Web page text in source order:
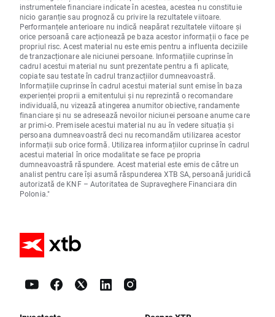
instrumentele financiare indicate în acestea, acestea nu constituie
nicio garanție sau prognoză cu privire la rezultatele viitoare.
Performanțele anterioare nu indică neapărat rezultatele viitoare și
orice persoană care acționează pe baza acestor informații o face pe
propriul risc. Acest material nu este emis pentru a influenta deciziile
de tranzacționare ale niciunei persoane. Informațiile cuprinse în
cadrul acestui material nu sunt prezentate pentru a fi aplicate,
copiate sau testate în cadrul tranzacțiilor dumneavoastră.
Informațiile cuprinse în cadrul acestui material sunt emise în baza
experienței proprii a emitentului și nu reprezintă o recomandare
individuală, nu vizează atingerea anumitor obiective, randamente
financiare și nu se adresează nevoilor niciunei persoane anume care
ar primi-o. Premisele acestui material nu au în vedere situația și
persoana dumneavoastră deci nu recomandăm utilizarea acestor
informații sub orice formă. Utilizarea informațiilor cuprinse în cadrul
acestui material în orice modalitate se face pe propria
dumneavoastră răspundere. Acest material este emis de către un
analist pentru care își asumă răspunderea XTB SA, persoană juridică
autorizată de KNF – Autoritatea de Supraveghere Financiara din
Polonia."